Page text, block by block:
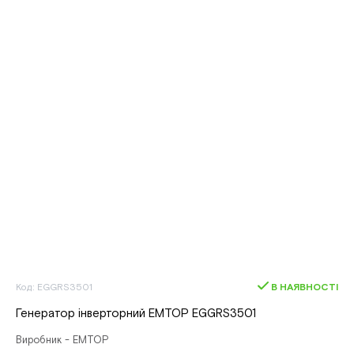
Код: EGGRS3501 В НАЯВНОСТІ
Генератор інверторний EMTOP EGGRS3501
Виробник - EMTOP